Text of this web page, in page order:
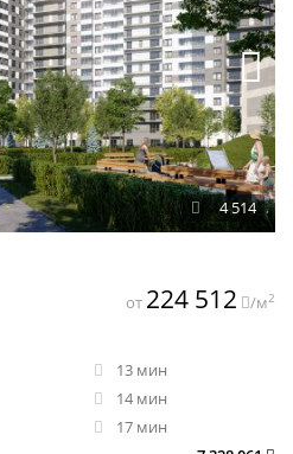
4 514
13 мин
14 мин
17 мин
от 224 512 /м2